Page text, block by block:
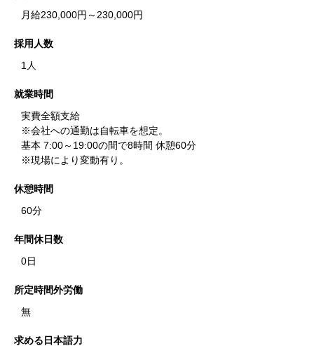
月給230,000円 ～ 230,000円
採用人数
1人
就業時間
実費全額支給
※会社への通勤は自転車を想定。
基本 7:00～19:00の間で8時間 休憩60分
※現場により変動有り。
休憩時間
60分
年間休日数
0日
所定時間外労働
無
求める日本語力